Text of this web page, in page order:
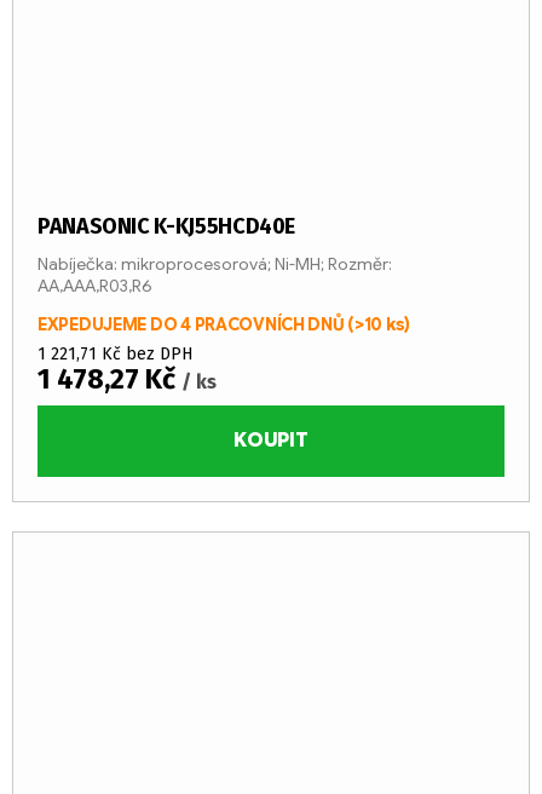
PANASONIC K-KJ55HCD40E
EXPEDUJEME DO 4 PRACOVNÍCH DNŮ (>10 ks)
1 221,71 Kč bez DPH
1 478,27 Kč / ks
KOUPIT
Nabíječka: mikroprocesorová; Ni-MH; Rozměr:
AA,AAA,R03,R6